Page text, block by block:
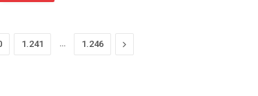
1.241 … 1.246 Proximo